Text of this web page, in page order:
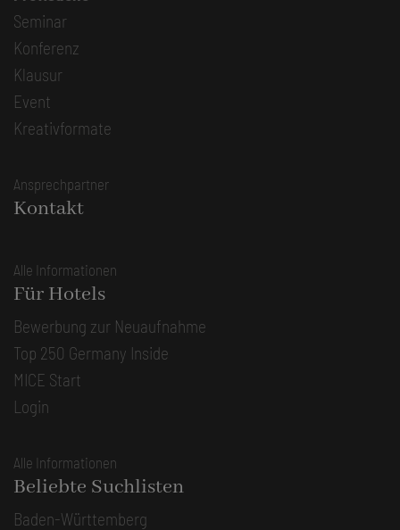
Seminar
Konferenz
Klausur
Event
Kreativformate
Ansprechpartner
Kontakt
Alle Informationen
Für Hotels
Bewerbung zur Neuaufnahme
Top 250 Germany Inside
MICE Start
Login
Alle Informationen
Beliebte Suchlisten
Baden-Württemberg